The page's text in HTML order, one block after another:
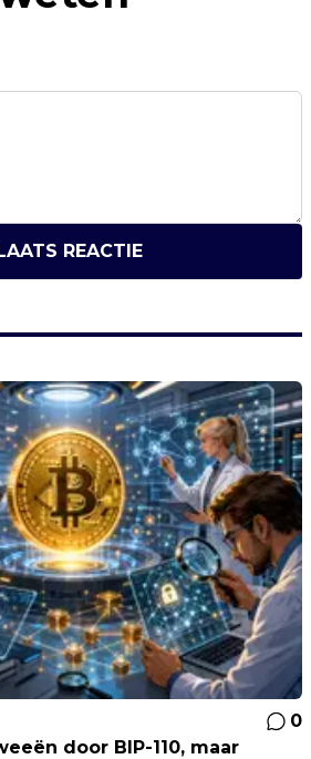
REACTIE
0
door BIP-110, maar